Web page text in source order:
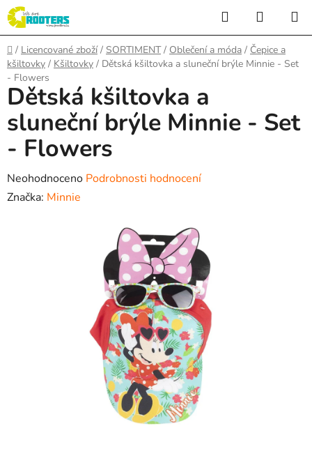
Přejít
na
obsah
Hledat
KOŠÍK
Domů
/ Licencované zboží / SORTIMENT / Oblečení a móda / Čepice a
kšiltovky / Kšiltovky / Dětská kšiltovka a sluneční brýle Minnie - Set
- Flowers
Dětská kšiltovka a
sluneční brýle Minnie - Set
- Flowers
Průměrné
hodnocení
Neohodnoceno Podrobnosti hodnocení
Značka: Minnie